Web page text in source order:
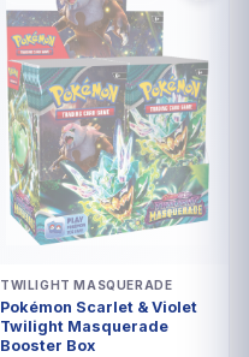
TWILIGHT MASQUERADE
Pokémon Scarlet & Violet
Twilight Masquerade
Booster Box